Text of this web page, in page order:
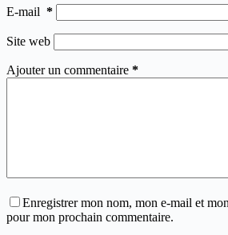
E-mail *
Site web
Ajouter un commentaire *
Enregistrer mon nom, mon e-mail et
pour mon prochain commentaire.